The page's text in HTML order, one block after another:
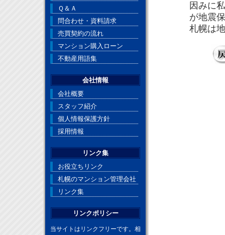
因みに
が地震
札幌は
Ｑ＆Ａ
問合わせ・資料請求
売買契約の流れ
マンション購入ローン
不動産用語集
会社情報
会社概要
スタッフ紹介
個人情報保護方針
採用情報
リンク集
お役立ちリンク
札幌のマンション管理会社
リンク集
リンクポリシー
当サイトはリンクフリーです。相